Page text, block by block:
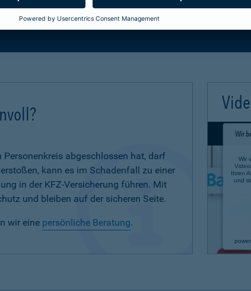
ab wann Ihr Xtra-Fahrer-Schutz gültig ist. Dies
abgeschlossen hat, darf
kann es im Schadenfall zu einer
in der KFZ-Versicherung führen. Mit
und bleiben auf der sicheren Seite.
wir eine persönliche Beratung.
Wir
Wir
Ihren
und